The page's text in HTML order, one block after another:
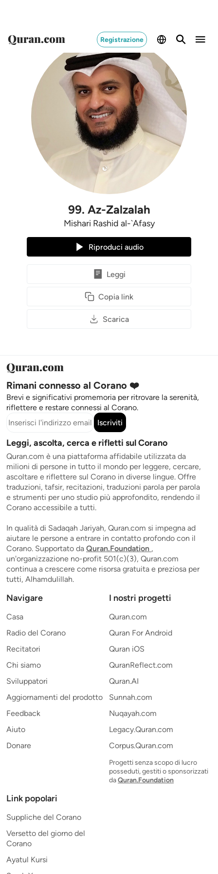
Registrazione
99. Az-Zalzalah
Mishari Rashid al-`Afasy
Riproduci audio
Leggi
Copia link
Scarica
Rimani connesso al Corano ❤️
Brevi e significativi promemoria per ritrovare la serenità,
riflettere e restare connessi al Corano.
Iscriviti
Leggi, ascolta, cerca e rifletti sul Corano
Quran.com è una piattaforma affidabile utilizzata da
milioni di persone in tutto il mondo per leggere, cercare,
ascoltare e riflettere sul Corano in diverse lingue. Offre
traduzioni, tafsir, recitazioni, traduzioni parola per parola
e strumenti per uno studio più approfondito, rendendo il
Corano accessibile a tutti.
In qualità di Sadaqah Jariyah, Quran.com si impegna ad
aiutare le persone a entrare in contatto profondo con il
Corano. Supportato da Quran.Foundation ,
un'organizzazione no-profit 501(c)(3), Quran.com
continua a crescere come risorsa gratuita e preziosa per
tutti, Alhamdulillah.
Navigare
Casa
Radio del Corano
Recitatori
Chi siamo
Sviluppatori
Aggiornamenti del prodotto
Feedback
Aiuto
Donare
I nostri progetti
Quran.com
Quran For Android
Quran iOS
QuranReflect.com
Quran.AI
Sunnah.com
Nuqayah.com
Legacy.Quran.com
Corpus.Quran.com
Progetti senza scopo di lucro
posseduti, gestiti o sponsorizzati
daQuran.Foundation
Link popolari
Suppliche del Corano
Versetto del giorno del
Corano
Ayatul Kursi